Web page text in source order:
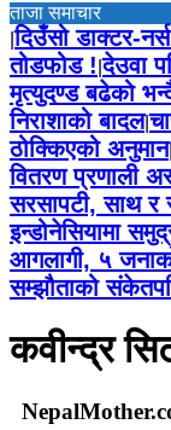
ताजा समाचार
|दिउँसो डाक्टर-
तोडफोड ! |देउवा
मृत्युदण्ड बढेको
निराशाको बादल|
ठोक्किएको अनुमान|
वितरण प्रणाली
सरसापटी, साथ र
इन्डोनेसियामा
आगलागी, ५
सम्झौताको
कवीन्द्र